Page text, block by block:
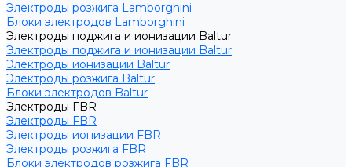
Электроды розжига Lamborghini
Блоки электродов Lamborghini
Электроды поджига и ионизации Baltur
Электроды поджига и ионизации Baltur
Электроды ионизации Baltur
Электроды розжига Baltur
Блоки электродов Baltur
Электроды FBR
Электроды FBR
Электроды ионизации FBR
Электроды розжига FBR
Блоки электродов розжига FBR